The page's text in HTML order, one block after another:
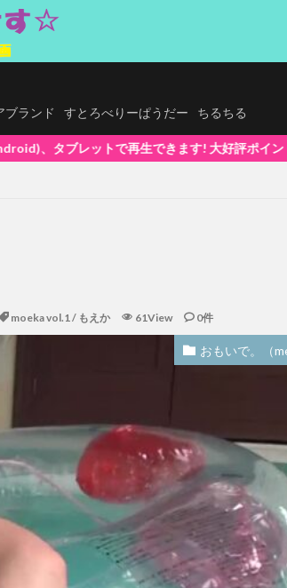
ブランド すとろべりーぱうだー ちるちる
大好評ポイントシステム5%還元中(1ポイント
moeka vol.1 / もえか 61View 0件
おもいで。（